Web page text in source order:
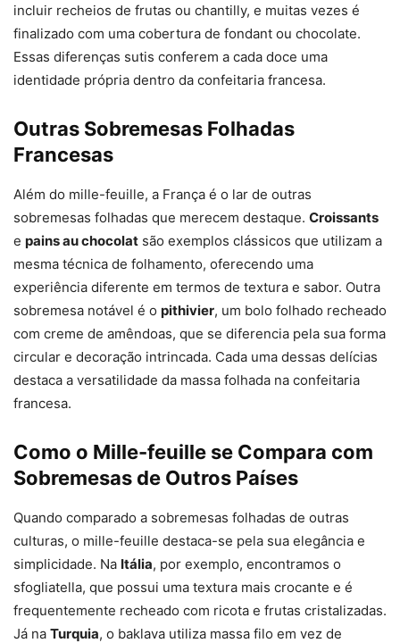
incluir recheios de frutas ou chantilly, e muitas vezes é
finalizado com uma cobertura de fondant ou chocolate.
Essas diferenças sutis conferem a cada doce uma
identidade própria dentro da confeitaria francesa.
Outras Sobremesas Folhadas
Francesas
Além do mille-feuille, a França é o lar de outras
sobremesas folhadas que merecem destaque. Croissants
e pains au chocolat são exemplos clássicos que utilizam a
mesma técnica de folhamento, oferecendo uma
experiência diferente em termos de textura e sabor. Outra
sobremesa notável é o pithivier, um bolo folhado recheado
com creme de amêndoas, que se diferencia pela sua forma
circular e decoração intrincada. Cada uma dessas delícias
destaca a versatilidade da massa folhada na confeitaria
francesa.
Como o Mille-feuille se Compara com
Sobremesas de Outros Países
Quando comparado a sobremesas folhadas de outras
culturas, o mille-feuille destaca-se pela sua elegância e
simplicidade. Na Itália, por exemplo, encontramos o
sfogliatella, que possui uma textura mais crocante e é
frequentemente recheado com ricota e frutas cristalizadas.
Já na Turquia, o baklava utiliza massa filo em vez de